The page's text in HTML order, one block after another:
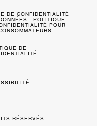
DE CONFIDENTIALITÉ
: POLITIQUE
POUR
DE
RÉSERVÉS.